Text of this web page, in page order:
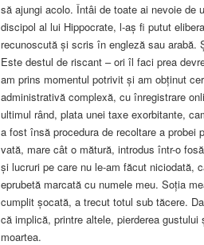
să ajungi acolo. Întâi de toate ai nevoie de
discipol al lui Hippocrate, l-aș fi putut
recunoscută și scris în engleză sau
Este destul de riscant – ori îl faci prea
am prins momentul potrivit și am obținut
administrativă complexă, cu înregistrare
ultimul rând, plata unei taxe exorbitante,
a fost însă procedura de recoltare a probei
vată, mare cât o mătură, introdus într-o
și lucruri pe care nu le-am făcut niciodată,
eprubetă marcată cu numele meu. Soția
cumplit șocată, a trecut totul sub tăcere.
că implică, printre altele, pierderea
moartea.